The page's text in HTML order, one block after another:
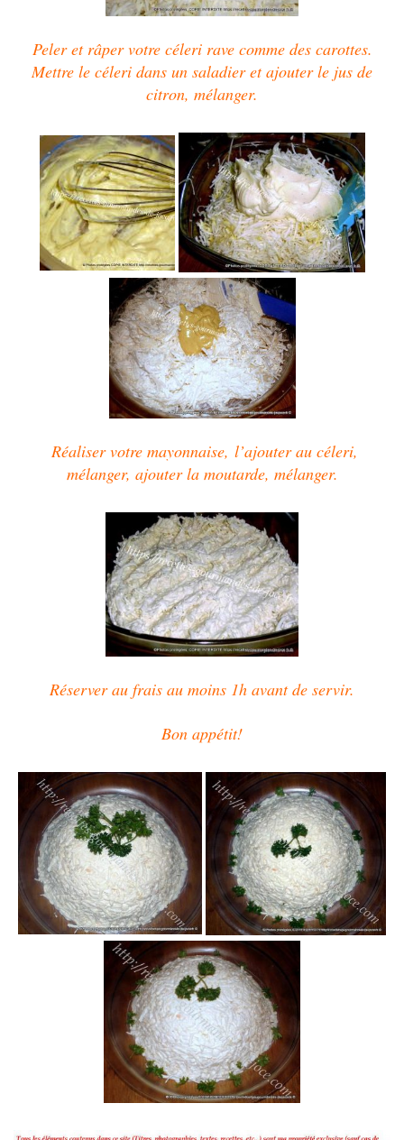
Peler et râper votre céleri rave comme des carottes.
Mettre le céleri dans un saladier et ajouter le jus de
citron, mélanger.
Réaliser votre mayonnaise, l’ajouter au céleri,
mélanger, ajouter la moutarde, mélanger.
Réserver au frais au moins 1h avant de servir.
Bon appétit!